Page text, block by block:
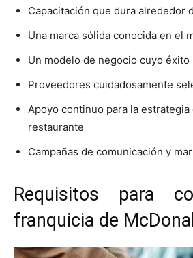
Capacitación que dura alrededor
Una marca sólida conocida en el
Un modelo de negocio cuyo éxito
Proveedores cuidadosamente
Apoyo continuo para la
restaurante
Campañas de comunicación y
Requisitos para
franquicia de